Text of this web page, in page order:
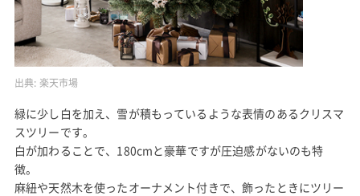
出典: 楽天市場
緑に少し白を加え、雪が積もっているような表情のあるクリスマ
スツリーです。
白が加わることで、180cmと豪華ですが圧迫感がないのも特
徴。
麻紐や天然木を使ったオーナメント付きで、飾ったときにツリー